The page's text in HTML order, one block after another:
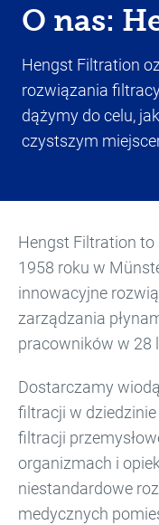
O nas:
Hengst Filtration
rozwiązania
dążymy do celu,
czystszym
Hengst Filtration to
1958 roku w
innowacyjne
zarządzania
pracowników w 28
Dostarczamy
filtracji w
filtracji
organizmach i
niestandardowe
medycznych